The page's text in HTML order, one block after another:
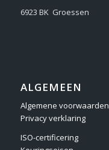
6923 BK Groessen
ALGEMEEN
Algemene voorwaarden
Privacy verklaring
ISO-certificering